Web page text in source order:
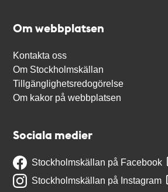
Om webbplatsen
Kontakta oss
Om Stockholmskällan
Tillgänglighetsredogörelse
Om kakor på webbplatsen
Sociala medier
Stockholmskällan på Facebook
Stockholmskällan på Instagram